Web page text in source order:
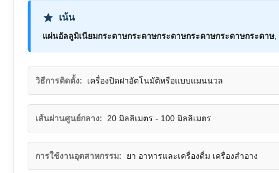
เน้น
แผ่นอัลลูมิเนียมกระดาษกระดาษกระดาษกระดาษกระดาษกระดาษ,
วิธีการติดตั้ง: เครื่องปิดฝาอัตโนมัติหรือแบบแมนนวล
เส้นผ่านศูนย์กลาง: 20 มิลลิเมตร - 100 มิลลิเมตร
การใช้งานอุตสาหกรรม: ยา อาหารและเครื่องดื่ม เครื่องสำอาง